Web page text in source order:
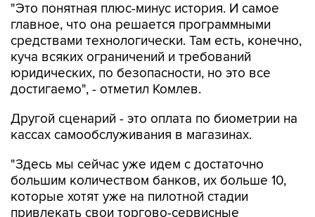
"Это понятная плюс-минус история. И самое
главное, что она решается программными
средствами технологически. Там есть, конечно,
куча всяких ограничений и требований
юридических, по безопасности, но это все
достигаемо", - отметил Комлев.
Другой сценарий - это оплата по биометрии на
кассах самообслуживания в магазинах.
"Здесь мы сейчас уже идем с достаточно
большим количеством банков, их больше 10,
которые хотят уже на пилотной стадии
привлекать свои торгово-сервисные